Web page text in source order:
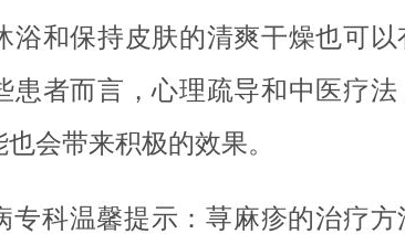
浴和保持皮肤的清爽干燥也可以
患者而言，心理疏导和中医疗法
会带来积极的效果。
专科温馨提示：荨麻疹的治疗方